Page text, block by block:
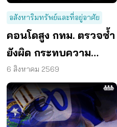
อสังหาริมทรัพย์และที่อยู่อาศัย
คอนโดสูง กทม. ตรวจซ้ำ
ยังผิด กระทบความ
ปลอดภัย
6 สิงหาคม 2569